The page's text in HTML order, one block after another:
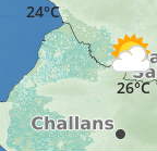
26°C
24°C